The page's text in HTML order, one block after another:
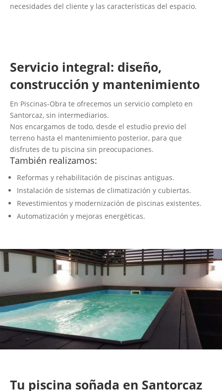
necesidades del cliente y las características del espacio.
Servicio integral: diseño,
construcción y mantenimiento
En Piscinas-Obra te ofrecemos un servicio completo en
Santorcaz, sin intermediarios.
Nos encargamos de todo, desde el estudio previo del
terreno hasta el mantenimiento posterior, para que
disfrutes de tu piscina sin preocupaciones.
También realizamos:
Reformas y rehabilitación de piscinas antiguas.
Instalación de sistemas de climatización y cubiertas.
Revestimientos y modernización de piscinas existentes.
Automatización y mejoras energéticas.
Tu piscina soñada en Santorcaz